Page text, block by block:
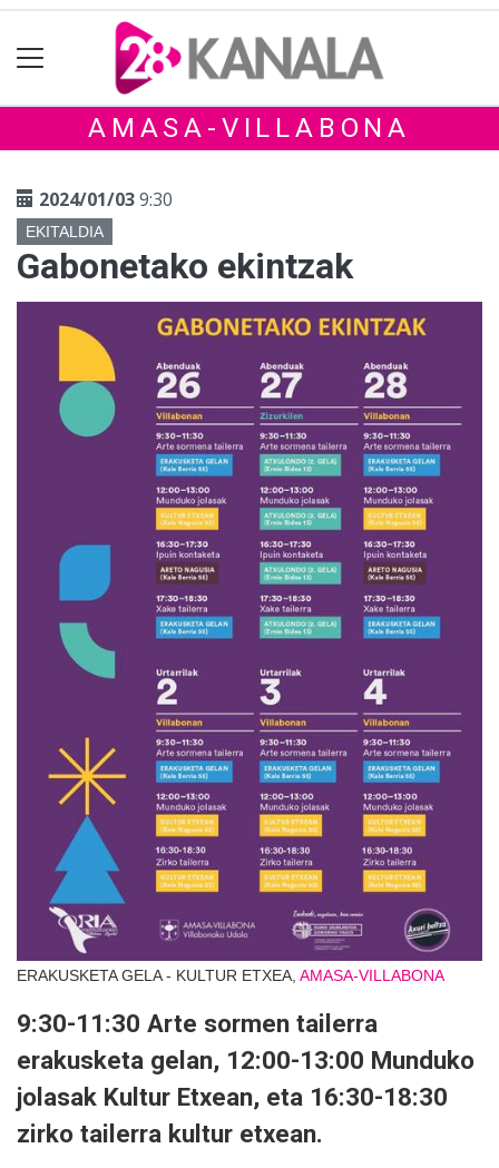
AMASA-VILLABONA
2024/01/039:30
EKITALDIA
Gabonetako ekintzak
ERAKUSKETA GELA - KULTUR ETXEA, AMASA-VILLABONA
9:30-11:30 Arte sormen tailerra
erakusketa gelan, 12:00-13:00 Munduko
jolasak Kultur Etxean, eta 16:30-18:30
zirko tailerra kultur etxean.